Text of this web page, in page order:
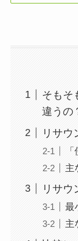
そもそ
違うの
リサウ
主
リサウ
最
主